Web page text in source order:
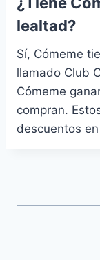
lealtad?
Sí, Cómeme
llamado Club
Cómeme
compran.
descuentos